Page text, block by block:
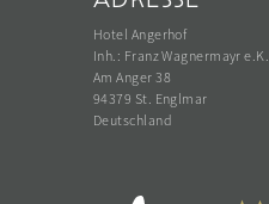
Hotel Angerhof
Inh.: Franz Wagnermayr e.K.
Am Anger 38
94379 St. Englmar
Deutschland